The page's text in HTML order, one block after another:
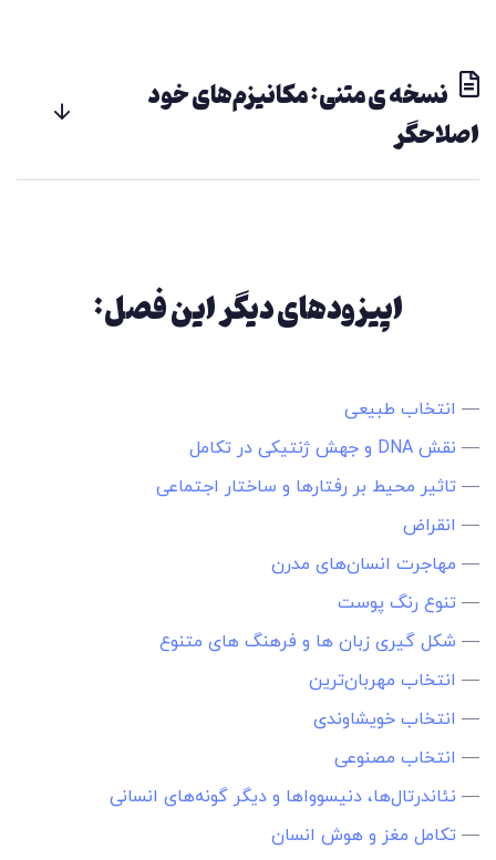
نسخه ی متنی: مکانیزم‌های خود
اصلاحگر
اپیزودهای دیگر این فصل:
— انتخاب طبیعی
— نقش DNA و جهش ژنتیکی در تکامل
— تاثیر محیط بر رفتارها و ساختار اجتماعی
— انقراض
— مهاجرت انسا‌ن‌های مدرن
— تنوع رنگ پوست
— شکل گیری زبان ها و فرهنگ های متنوع
— انتخاب مهربان‌ترین
— انتخاب خویشاوندی
— انتخاب مصنوعی
— نئاندرتال‌ها، دنیسوواها و دیگر گونه‌های انسانی
— تکامل مغز و هوش انسان